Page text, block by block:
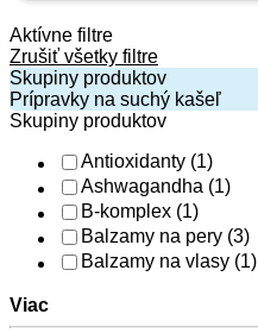
Aktívne filtre
Zrušiť všetky filtre
Skupiny produktov
Prípravky na suchý kašeľ
Skupiny produktov
Antioxidanty (1)
Ashwagandha (1)
B-komplex (1)
Balzamy na pery (3)
Balzamy na vlasy (1)
Viac